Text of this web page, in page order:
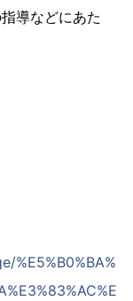
導などにあた
%E5%B0%BA%